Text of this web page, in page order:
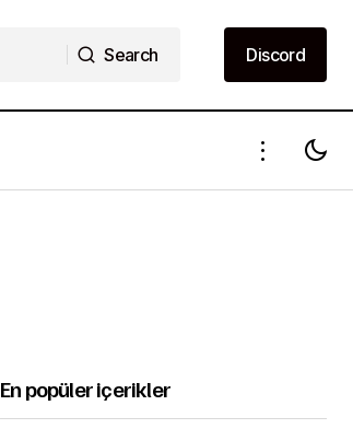
Search
Discord
Discord
En popüler içerikler